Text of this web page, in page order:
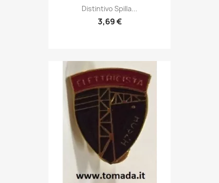
Anteprima
Distintivo Spilla...
3,69 €